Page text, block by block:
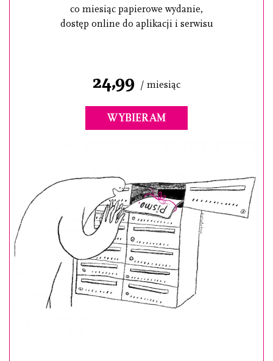
co miesiąc papierowe wydanie,
dostęp online do aplikacji i serwisu
24,99 / miesiąc
WYBIERAM